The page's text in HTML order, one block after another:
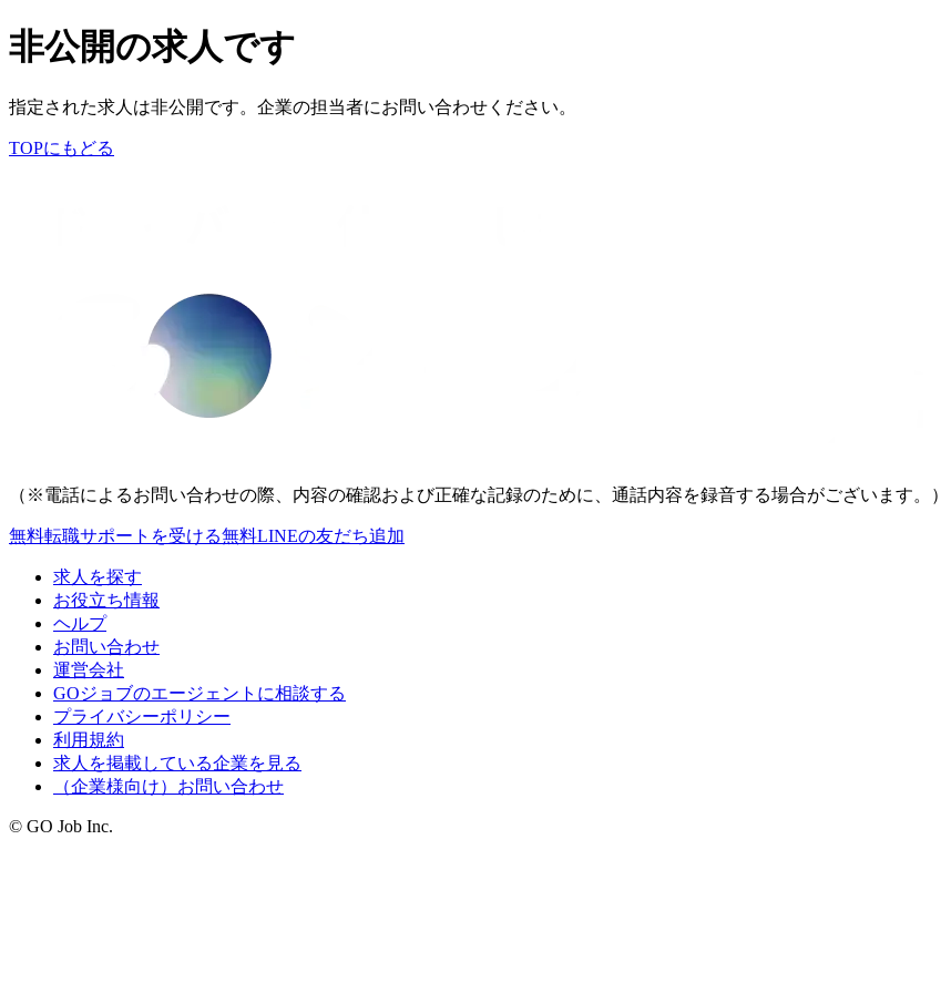
非公開の求人です
指定された求人は非公開です。企業の担当者にお問い合わせください。
TOPにもどる
（※電話によるお問い合わせの際、内容の確認および正確な記録のために、通話内容を録音する場合がございます。）
無料転職サポートを受ける無料LINEの友だち追加
求人を探す
お役立ち情報
ヘルプ
お問い合わせ
運営会社
GOジョブのエージェントに相談する
プライバシーポリシー
利用規約
求人を掲載している企業を見る
（企業様向け）お問い合わせ
© GO Job Inc.